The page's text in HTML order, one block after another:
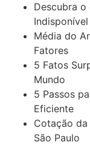
Descubra
Indisponível
Média do
Fatores
5 Fatos
Mundo
5 Passos
Eficiente
Cotação
São Paulo